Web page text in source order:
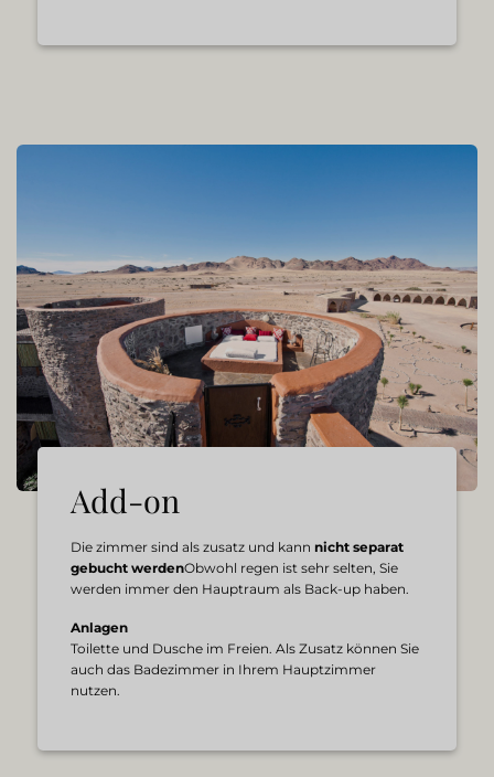
Add-on
Die zimmer sind als zusatz und kann nicht separat
gebucht werdenObwohl regen ist sehr selten, Sie
werden immer den Hauptraum als Back-up haben.
Anlagen
Toilette und Dusche im Freien. Als Zusatz können Sie
auch das Badezimmer in Ihrem Hauptzimmer
nutzen.